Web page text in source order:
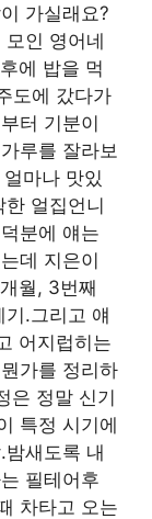
가실래요?
인 영어네
에 밥을 먹
도에 갔다가
터 기분이
루를 잘라보
마나 맛있
얼집언니
분에 얘는
데 지은이
월, 3번째
.그리고 얘
어지럽히는
가를 정리하
은 정말 신기
특정 시기에
새도록 내
필테어후
차타고 오는